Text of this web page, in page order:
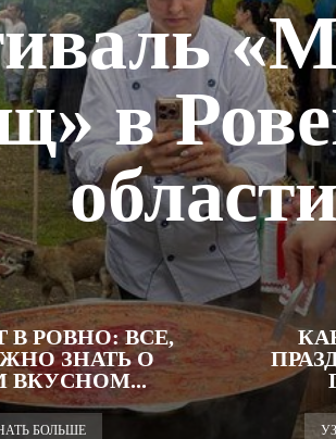
в
В РОВНО: ВСЕ,
ЗНАТЬ О
ВКУСНОМ...
БОЛЬШЕ